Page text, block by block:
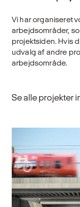
vi færdes.
planlægges
understøtte
rum og
Vi har organiseret
arbejdsområder,
projektsiden. Hvis
udvalg af andre
arbejdsområde.
Se alle projekter